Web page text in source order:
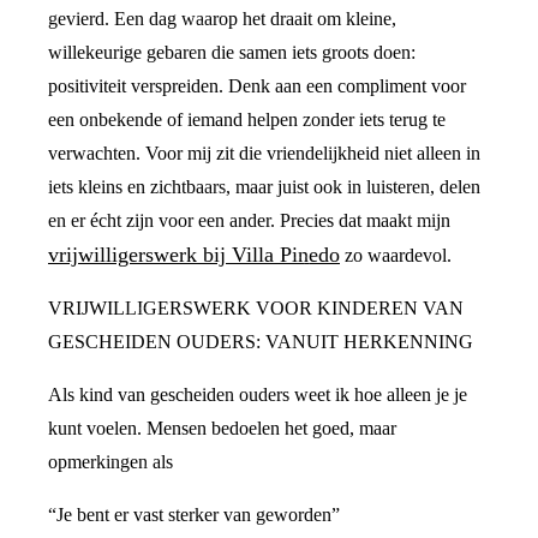
gevierd. Een dag waarop het draait om kleine,
willekeurige gebaren die samen iets groots doen:
positiviteit verspreiden. Denk aan een compliment voor
een onbekende of iemand helpen zonder iets terug te
verwachten. Voor mij zit die vriendelijkheid niet alleen in
iets kleins en zichtbaars, maar juist ook in luisteren, delen
en er écht zijn voor een ander. Precies dat maakt mijn
vrijwilligerswerk bij Villa Pinedo zo waardevol.
VRIJWILLIGERSWERK VOOR KINDEREN VAN
GESCHEIDEN OUDERS: VANUIT HERKENNING
Als kind van gescheiden ouders weet ik hoe alleen je je
kunt voelen. Mensen bedoelen het goed, maar
opmerkingen als
“Je bent er vast sterker van geworden”